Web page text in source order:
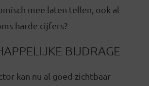
mee laten tellen, ook al
harde cijfers?
BIJDRAGE
kan nu al goed zichtbaar